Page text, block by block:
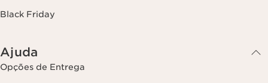
Black Friday
Ajuda
Opções de Entrega